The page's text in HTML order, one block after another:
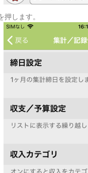
します。